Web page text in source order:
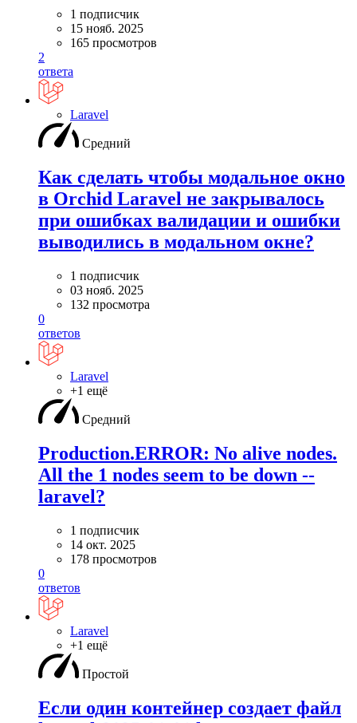
1 подписчик
15 нояб. 2025
165 просмотров
2
ответа
Laravel
Средний
Как сделать чтобы модальное окно
в Orchid Laravel не закрывалось
при ошибках валидации и ошибки
выводились в модальном окне?
1 подписчик
03 нояб. 2025
132 просмотра
0
ответов
Laravel
+1 ещё
Средний
Production.ERROR: No alive nodes.
All the 1 nodes seem to be down --
laravel?
1 подписчик
14 окт. 2025
178 просмотров
0
ответов
Laravel
+1 ещё
Простой
Если один контейнер создает файл